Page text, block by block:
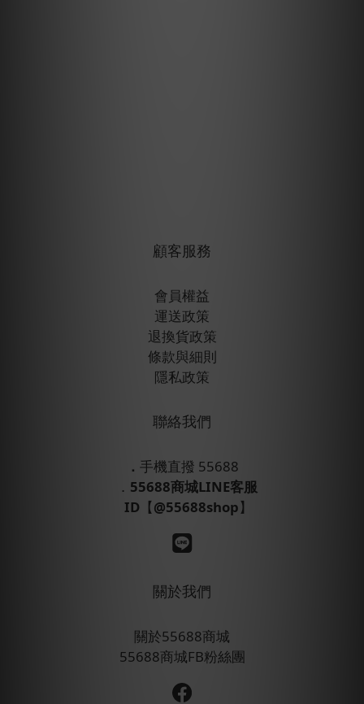
顧客服務
會員權益
運送政策
退換貨政策
條款與細則
隱私政策
聯絡我們
． 手機直撥 55688
． 55688商城LINE客服
ID 【@55688shop】
關於我們
關於55688商城
55688商城FB粉絲團